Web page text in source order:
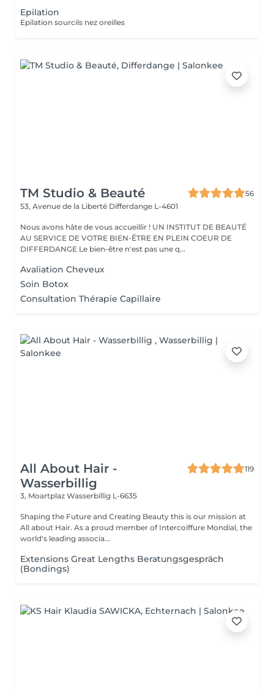
Epilation
Epilation sourcils nez oreilles
TM Studio & Beauté
56
53, Avenue de la Liberté Differdange L-4601
Nous avons hâte de vous accueillir ! UN INSTITUT DE BEAUTÉ
AU SERVICE DE VOTRE BIEN-ÊTRE EN PLEIN COEUR DE
DIFFERDANGE Le bien-être n'est pas une q...
Avaliation Cheveux
Soin Botox
Consultation Thérapie Capillaire
All About Hair -
Wasserbillig
119
3, Moartplaz Wasserbillig L-6635
Shaping the Future and Creating Beauty this is our mission at
All about Hair. As a proud member of Intercoiffure Mondial, the
world's leading associa...
Extensions Great Lengths Beratungsgespräch
(Bondings)